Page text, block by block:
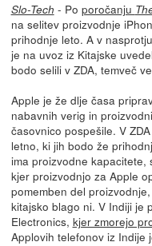
Slo-Tech - Po poročanju
na selitev proizvodnje
prihodnje leto. A v
je na uvoz iz Kitajske
bodo selili v ZDA, temveč
Apple je že dlje časa
nabavnih verig in
časovnico pospešile. V
letno, ki jih bodo že
ima proizvodne kapacitete,
kjer proizvodnjo za Apple
pomemben del
kitajsko blago ni. V Indiji je
Electronics, kjer zmorejo
Applovih telefonov iz Indije